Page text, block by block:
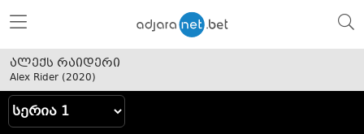
ალექს რაიდერი
Alex Rider (2020)